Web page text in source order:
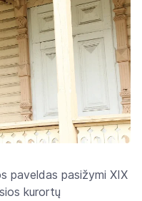
paveldas pasižymi XIX
kurortų